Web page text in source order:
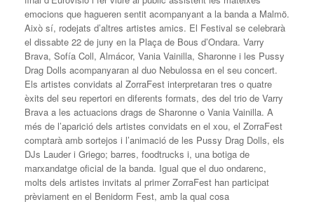
emocions que hagueren sentit acompanyant a la banda a Malmö.
Això sí, rodejats d’altres artistes amics. El Festival se celebrarà
el dissabte 22 de juny en la Plaça de Bous d’Ondara. Varry
Brava, Sofía Coll, Almácor, Vania Vainilla, Sharonne i les Pussy
Drag Dolls acompanyaran al duo Nebulossa en el seu concert.
Els artistes convidats al ZorraFest interpretaran tres o quatre
èxits del seu repertori en diferents formats, des del trio de Varry
Brava a les actuacions drags de Sharonne o Vania Vainilla. A
més de l’aparició dels artistes convidats en el xou, el ZorraFest
comptarà amb sortejos i l’animació de les Pussy Drag Dolls, els
DJs Lauder i Griego; barres, foodtrucks i, una botiga de
marxandatge oficial de la banda. Igual que el duo ondarenc,
molts dels artistes invitats al primer ZorraFest han participat
prèviament en el Benidorm Fest, amb la qual cosa